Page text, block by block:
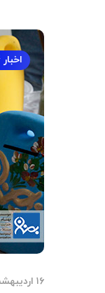
اخبار 94
۱۶ اردیبهشت ۱۳۹۴